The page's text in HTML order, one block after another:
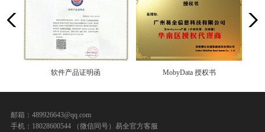
软件产品证明函 MobyData 授权书
邮箱：489926643@qq.com
手机：18028600544 （微信同号）易全官方客服